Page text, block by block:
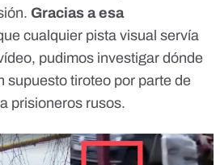
Gracias a esa
cualquier pista visual servía
pudimos investigar dónde
supuesto tiroteo por parte de
prisioneros rusos.